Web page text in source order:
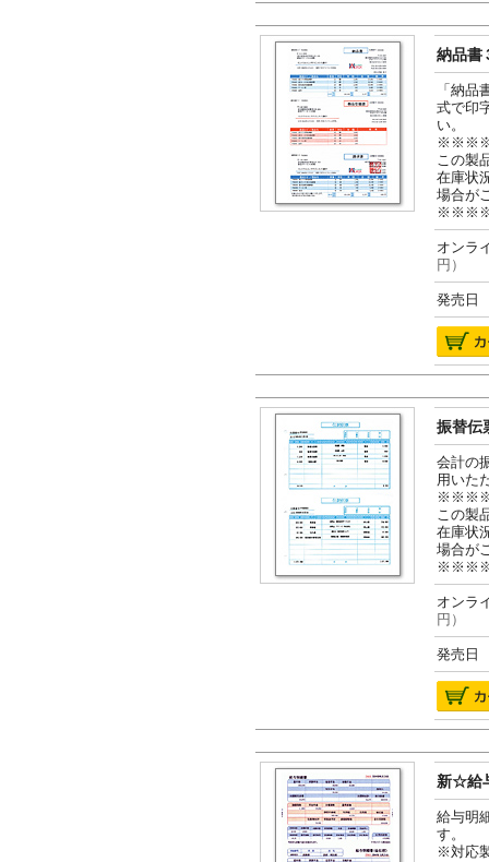
納品書
「納
式で印
い。
この製
在庫状
場合が
オン
円）
発売日
振替伝
会計の
用いた
この製
在庫状
場合が
オン
円）
発売日
新☆給
給与明
す。
※対応